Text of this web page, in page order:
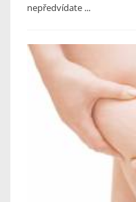
nepředvídate ...